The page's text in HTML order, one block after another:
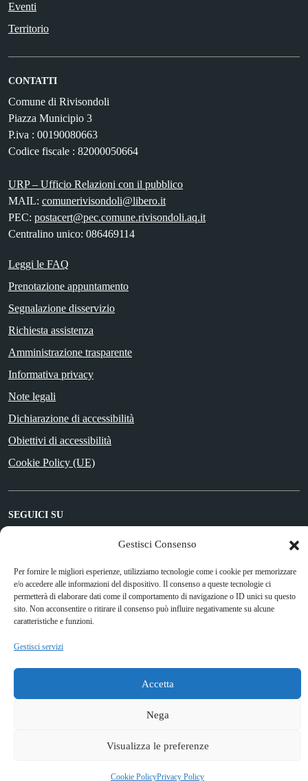
Gestisci Consenso
Per fornire le migliori esperienze, utilizziamo tecnologie come i cookie per memorizzare
e/o accedere alle informazioni del dispositivo. Il consenso a queste tecnologie ci
permetterà di elaborare dati come il comportamento di navigazione o ID unici su questo
sito. Non acconsentire o ritirare il consenso può influire negativamente su alcune
caratteristiche e funzioni.
Gestisci servizi
Accetta
Nega
Visualizza le preferenze
Cookie PolicyPrivacy Policy
Eventi
Territorio
CONTATTI
Comune di Rivisondoli
Piazza Municipio 3
P.iva : 00190080663
Codice fiscale : 82000050664
URP – Ufficio Relazioni con il pubblico
MAIL: comunerivisondoli@libero.it
PEC: postacert@pec.comune.rivisondoli.aq.it
Centralino unico: 086469114
Leggi le FAQ
Prenotazione appuntamento
Segnalazione disservizio
Richiesta assistenza
Amministrazione trasparente
Informativa privacy
Note legali
Dichiarazione di accessibilità
Obiettivi di accessibilità
Cookie Policy (UE)
SEGUICI SU
Attuazione Misure PNRR
Piano di miglioramento del sito